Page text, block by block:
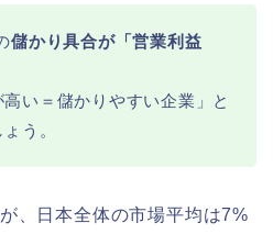
儲かり具合が「営業利益
高い＝儲かりやすい企業」と
う。
、日本全体の市場平均は7%